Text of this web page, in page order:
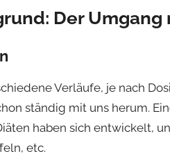
Der
Verläufe, je nach
ständig mit uns herum.
haben sich entwickelt,
etc.